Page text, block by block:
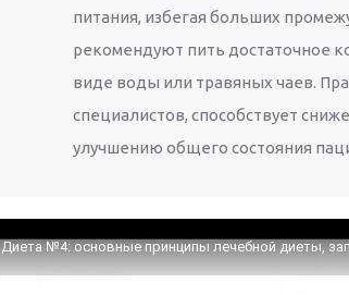
питания, избегая больших
рекомендуют пить достаточное
виде воды или травяных чаев.
специалистов, способствует
улучшению общего состояния
Диета №4: основные принципы лечебной диеты,